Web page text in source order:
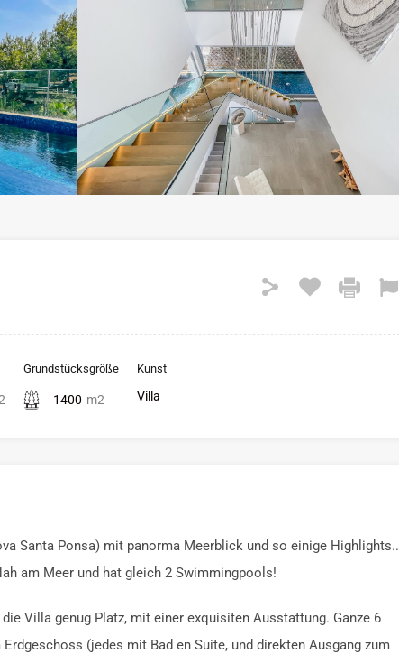
Grundstücksgröße
1400 m2
Kunst
Villa
Santa Ponsa) mit panorma Meerblick und so einige Highlights..
am Meer und hat gleich 2 Swimmingpools!
Villa genug Platz, mit einer exquisiten Ausstattung. Ganze 6
(jedes mit Bad en Suite, und direkten Ausgang zum